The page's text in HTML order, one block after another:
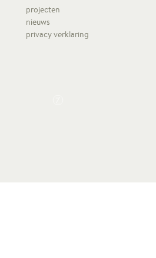
projecten
nieuws
privacy verklaring